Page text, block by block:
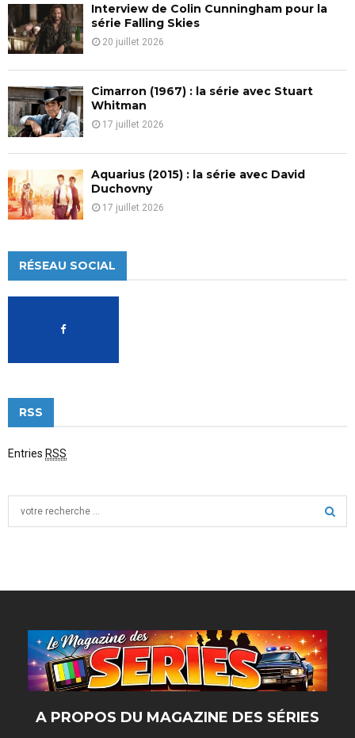
Interview de Colin Cunningham pour la
série Falling Skies
20 juillet 2026
Cimarron (1967) : la série avec Stuart
Whitman
17 juillet 2026
Aquarius (2015) : la série avec David
Duchovny
17 juillet 2026
RÉSEAU SOCIAL
RSS
Entries RSS
C
A PROPOS DU MAGAZINE DES SÉRIES